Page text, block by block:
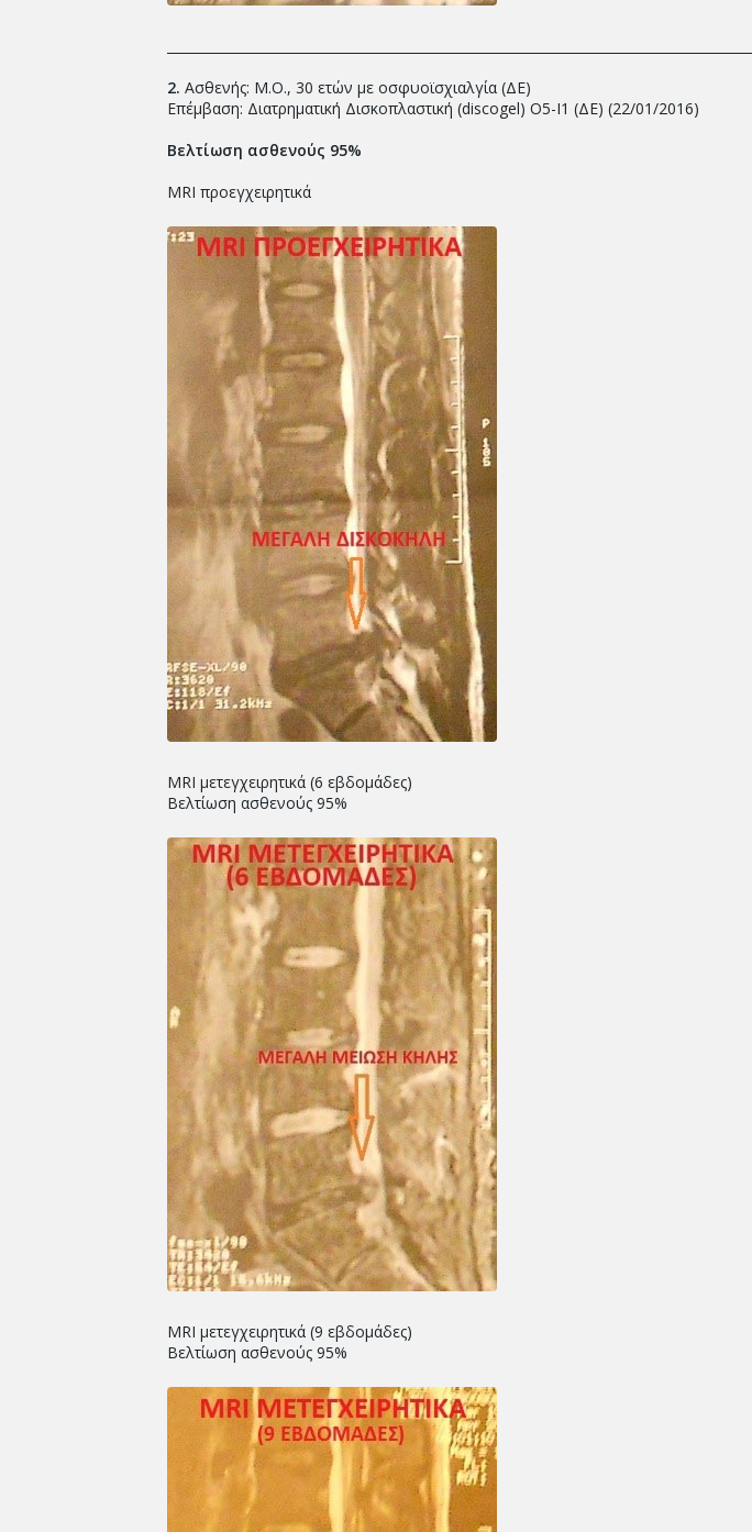
2. Ασθενής: Μ.Ο., 30 ετών με οσφυοϊσχιαλγία (ΔΕ)
Επέμβαση: Διατρηματική Δισκοπλαστική (discogel) Ο5-Ι1 (ΔΕ) (22/01/2016)
Βελτίωση ασθενούς 95%
MRI προεγχειρητικά
MRI μετεγχειρητικά (6 εβδομάδες)
Βελτίωση ασθενούς 95%
MRI μετεγχειρητικά (9 εβδομάδες)
Βελτίωση ασθενούς 95%